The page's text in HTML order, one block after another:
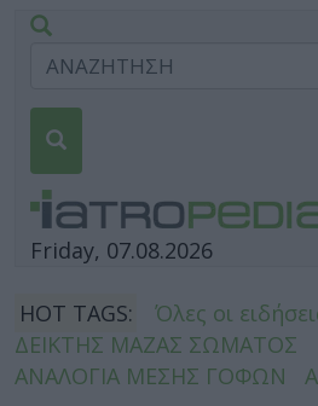
Friday, 07.08.2026
HOT TAGS:
Όλες οι
ΔΕΙΚΤΗΣ ΜΑΖΑΣ ΣΩΜΑΤΟΣ
ΑΝΑΛΟΓΙΑ ΜΕΣΗΣ ΓΟΦΩΝ